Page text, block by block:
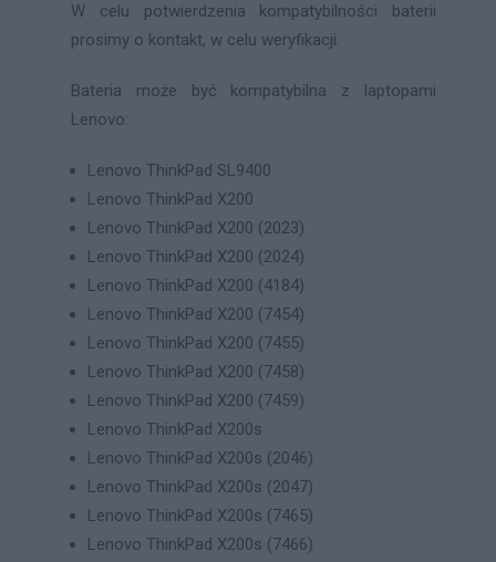
W celu potwierdzenia kompatybilności baterii
prosimy o kontakt, w celu weryfikacji.
Bateria może być kompatybilna z laptopami
Lenovo:
Lenovo ThinkPad SL9400
Lenovo ThinkPad X200
Lenovo ThinkPad X200 (2023)
Lenovo ThinkPad X200 (2024)
Lenovo ThinkPad X200 (4184)
Lenovo ThinkPad X200 (7454)
Lenovo ThinkPad X200 (7455)
Lenovo ThinkPad X200 (7458)
Lenovo ThinkPad X200 (7459)
Lenovo ThinkPad X200s
Lenovo ThinkPad X200s (2046)
Lenovo ThinkPad X200s (2047)
Lenovo ThinkPad X200s (7465)
Lenovo ThinkPad X200s (7466)